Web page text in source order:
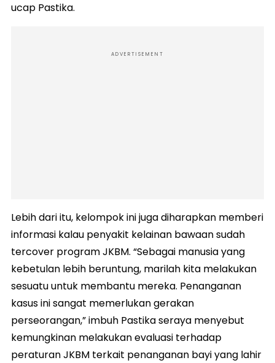
ucap Pastika.
ADVERTISEMENT
Lebih dari itu, kelompok ini juga diharapkan memberi
informasi kalau penyakit kelainan bawaan sudah
tercover program JKBM. “Sebagai manusia yang
kebetulan lebih beruntung, marilah kita melakukan
sesuatu untuk membantu mereka. Penanganan
kasus ini sangat memerlukan gerakan
perseorangan,” imbuh Pastika seraya menyebut
kemungkinan melakukan evaluasi terhadap
peraturan JKBM terkait penanganan bayi yang lahir